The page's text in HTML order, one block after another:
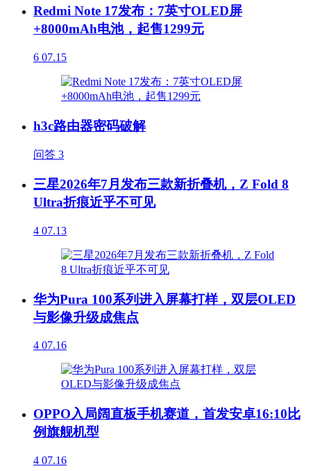
Redmi Note 17发布：7英寸OLED屏
+8000mAh电池，起售1299元
6 07.15
h3c路由器密码破解
问答 3
三星2026年7月发布三款新折叠机，Z Fold 8
Ultra折痕近乎不可见
4 07.13
华为Pura 100系列进入屏幕打样，双层OLED
与影像升级成焦点
4 07.16
OPPO入局阔直板手机赛道，首发安卓16:10比
例旗舰机型
4 07.16